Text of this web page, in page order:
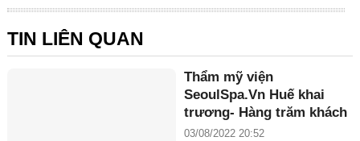
TIN LIÊN QUAN
Thẩm mỹ viện
SeoulSpa.Vn Huế khai
trương- Hàng trăm khách
hàng có mặt từ rất sớm
03/08/2022 20:52